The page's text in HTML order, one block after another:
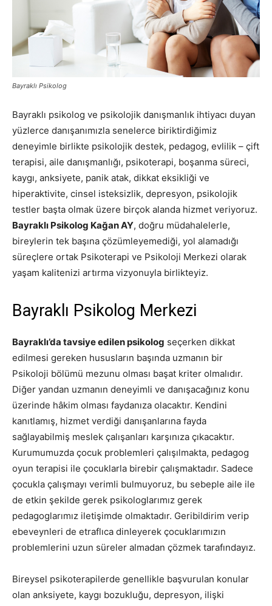
Bayraklı Psikolog
Bayraklı psikolog ve psikolojik danışmanlık ihtiyacı duyan
yüzlerce danışanımızla senelerce biriktirdiğimiz
deneyimle birlikte psikolojik destek, pedagog, evlilik – çift
terapisi, aile danışmanlığı, psikoterapi, boşanma süreci,
kaygı, anksiyete, panik atak, dikkat eksikliği ve
hiperaktivite, cinsel isteksizlik, depresyon, psikolojik
testler başta olmak üzere birçok alanda hizmet veriyoruz.
Bayraklı Psikolog Kağan AY, doğru müdahalelerle,
bireylerin tek başına çözümleyemediği, yol alamadığı
süreçlere ortak Psikoterapi ve Psikoloji Merkezi olarak
yaşam kalitenizi artırma vizyonuyla birlikteyiz.
Bayraklı Psikolog Merkezi
Bayraklı’da tavsiye edilen psikolog seçerken dikkat
edilmesi gereken hususların başında uzmanın bir
Psikoloji bölümü mezunu olması başat kriter olmalıdır.
Diğer yandan uzmanın deneyimli ve danışacağınız konu
üzerinde hâkim olması faydanıza olacaktır. Kendini
kanıtlamış, hizmet verdiği danışanlarına fayda
sağlayabilmiş meslek çalışanları karşınıza çıkacaktır.
Kurumumuzda çocuk problemleri çalışılmakta, pedagog
oyun terapisi ile çocuklarla birebir çalışmaktadır. Sadece
çocukla çalışmayı verimli bulmuyoruz, bu sebeple aile ile
de etkin şekilde gerek psikologlarımız gerek
pedagoglarımız iletişimde olmaktadır. Geribildirim verip
ebeveynleri de etraflıca dinleyerek çocuklarımızın
problemlerini uzun süreler almadan çözmek tarafındayız.
Bireysel psikoterapilerde genellikle başvurulan konular
olan anksiyete, kaygı bozukluğu, depresyon, ilişki